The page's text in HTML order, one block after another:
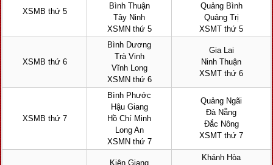
XSMB thứ 5
Bình Thuận
Tây Ninh
XSMN thứ 5
Quảng Bình
Quảng Trị
XSMT thứ 5
XSMB thứ 6
Bình Dương
Trà Vinh
Vĩnh Long
XSMN thứ 6
Gia Lai
Ninh Thuận
XSMT thứ 6
XSMB thứ 7
Bình Phước
Hậu Giang
Hồ Chí Minh
Long An
XSMN thứ 7
Quảng Ngãi
Đà Nẵng
Đắc Nông
XSMT thứ 7
Kiên Giang
Khánh Hòa